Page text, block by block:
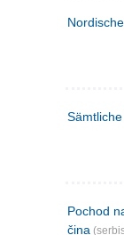
Pochod
čina